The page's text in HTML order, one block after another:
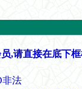
,请直接在底下
非法